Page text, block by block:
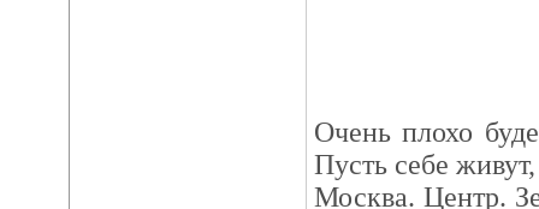
Очень плохо
Пусть себе
Москва. Центр.